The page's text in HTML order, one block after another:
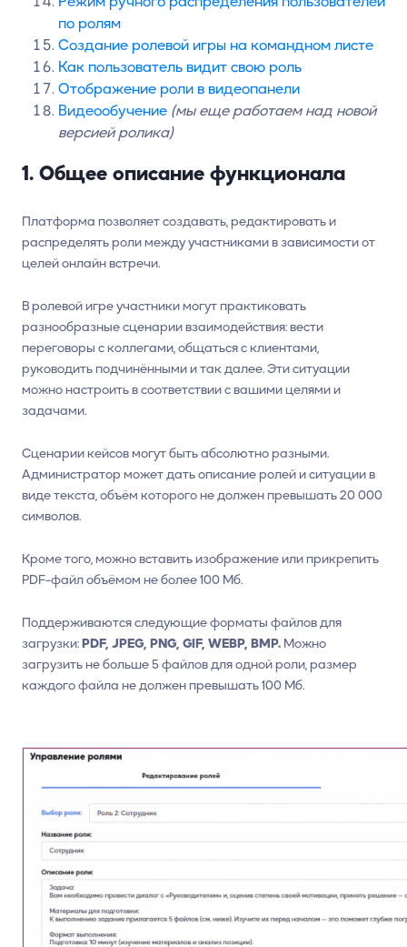
по ролям
Создание ролевой игры на командном листе
Как пользователь видит свою роль
Отображение роли в видеопанели
Видеообучение(мы еще работаем над новой
версией ролика)
1. Общее описание функционала
Платформа позволяет создавать, редактировать и
распределять роли между участниками в зависимости от
целей онлайн встречи.
В ролевой игре участники могут практиковать
разнообразные сценарии взаимодействия: вести
переговоры с коллегами, общаться с клиентами,
руководить подчинёнными и так далее. Эти ситуации
можно настроить в соответствии с вашими целями и
задачами.
Сценарии кейсов могут быть абсолютно разными.
Администратор может дать описание ролей и ситуации в
виде текста, объём которого не должен превышать 20 000
символов.
Кроме того, можно вставить изображение или прикрепить
PDF-файл объёмом не более 100 Мб.
Поддерживаются следующие форматы файлов для
загрузки:PDF, JPEG, PNG, GIF, WEBP, BMP.Можно
загрузить не больше 5 файлов для одной роли, размер
каждого файла не должен превышать 100 Мб.